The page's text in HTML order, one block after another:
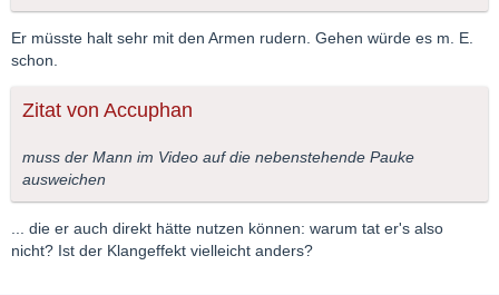
Er müsste halt sehr mit den Armen rudern. Gehen würde es m. E.
schon.
Zitat von Accuphan
muss der Mann im Video auf die nebenstehende Pauke
ausweichen
... die er auch direkt hätte nutzen können: warum tat er's also
nicht? Ist der Klangeffekt vielleicht anders?